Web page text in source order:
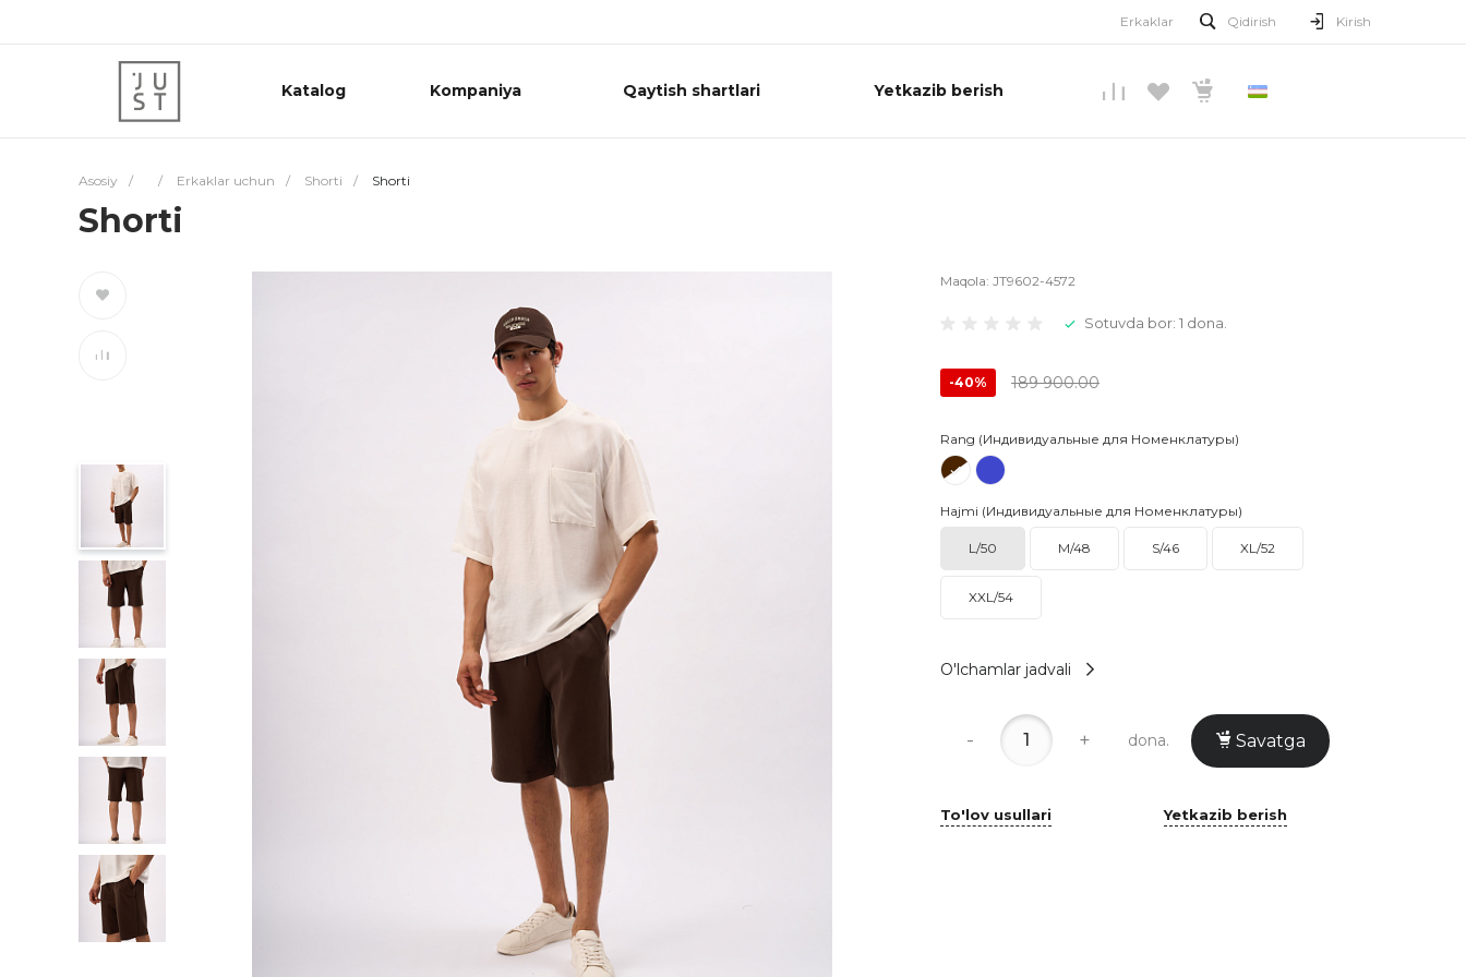
Erkaklar Qidirish Kirish
Katalog Kompaniya Qaytish shartlari Yetkazib berish
Asosiy / / Erkaklar uchun / Shorti / Shorti
Shorti
Maqola: JT9602-4572
Sotuvda bor: 1 dona.
-40% 189 900.00
Rang (Индивидуальные для Номенклатуры)
Hajmi (Индивидуальные для Номенклатуры)
L/50 M/48 S/46 XL/52
XXL/54
O'lchamlar jadvali
- + dona. Savatga
To'lov usullari Yetkazib berish